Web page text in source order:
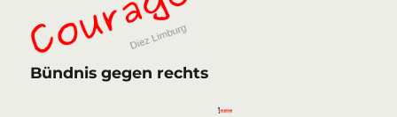
Bündnis gegen rechts